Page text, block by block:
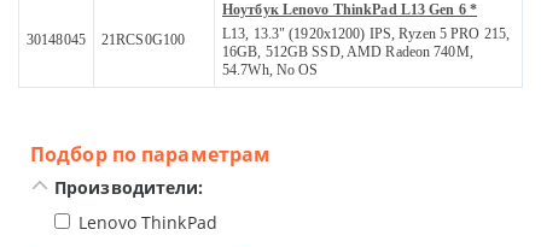
30148045 21RCS0G100
Ноутбук Lenovo ThinkPad L13 Gen 6 *
L13, 13.3" (1920x1200) IPS, Ryzen 5 PRO 215,
16GB, 512GB SSD, AMD Radeon 740M,
54.7Wh, No OS
Подбор по параметрам
Производители:
Lenovo ThinkPad